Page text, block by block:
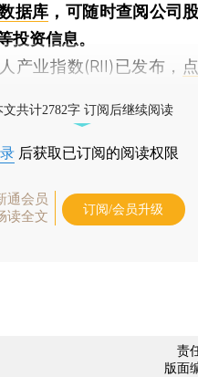
据库 ，可随时查阅公司
投资信息。
业指数(RII)已发布，
文共计2782字 订阅后继续阅读
后获取已订阅的阅读权限
通会员
读全文
订阅/会员升级
责
版面